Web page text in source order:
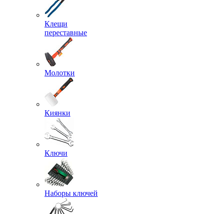
Клещи
переставные
Молотки
Киянки
Ключи
Наборы ключей